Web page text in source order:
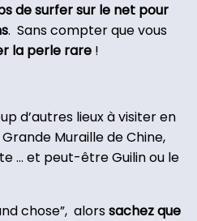
de surfer sur le net pour
. Sans compter que vous
la perle rare !
d’autres lieux à visiter en
Muraille de Chine,
… et peut-être Guilin ou le
chose”, alorssachez que